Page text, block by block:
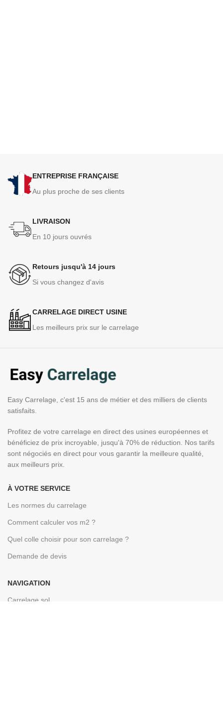
ENTREPRISE FRANÇAISE
Au plus proche de ses clients
LIVRAISON
En 10 jours ouvrés
Retours jusqu'à 14 jours
Si vous changez d'avis
CARRELAGE DIRECT USINE
Les meilleurs prix sur le carrelage
Easy Carrelage, c'est 15 ans de métier et des milliers de clients
satisfaits.
Profitez de votre carrelage en direct des usines européennes et
bénéficiez de prix incroyable, jusqu'à 70% de réduction. Nos tarifs
sont négociés en direct pour vous garantir la meilleure qualité,
aux meilleurs prix.
À VOTRE SERVICE
Les normes du carrelage
Comment calculer vos m2 ?
Quel colle choisir pour son carrelage ?
Demande de devis
NAVIGATION
Carrelage sol